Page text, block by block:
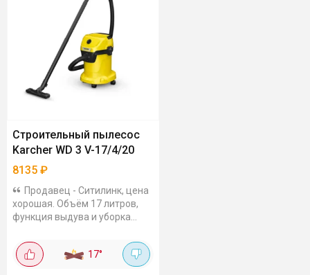
Строительный пылесос
Karcher WD 3 V-17/4/20
8135 ₽
Продавец - Ситилинк, цена
хорошая. Объём 17 литров,
функция выдува и уборка
17°